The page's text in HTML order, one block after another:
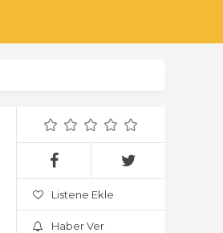
Listene Ekle
Haber Ver